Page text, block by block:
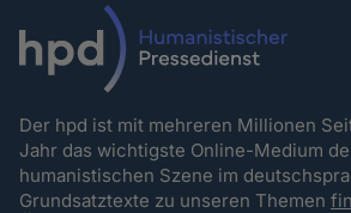
Der hpd ist mit mehreren Millionen
Jahr das wichtigste Online-Medium
humanistischen Szene im
Grundsatztexte zu unseren Themen